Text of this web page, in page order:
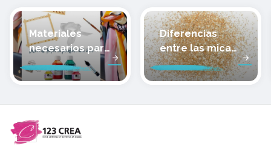
Materiales
necesarios para
pintar sobre
seda
Diferencias
entre las micas
de las arcillas
poliméricas de